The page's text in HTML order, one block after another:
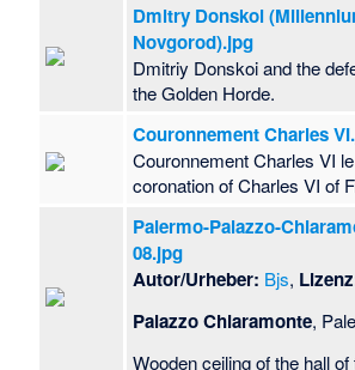
Dmitry Donskoi
Novgorod).jpg
Dmitriy Donskoi and the
the Golden Horde.
Couronnement Charles
Couronnement Charles VI
coronation of Charles VI of
Palermo-Palazzo-
08.jpg
Autor/Urheber: Bjs,
Palazzo Chiaramonte,
Wooden ceiling of the hall